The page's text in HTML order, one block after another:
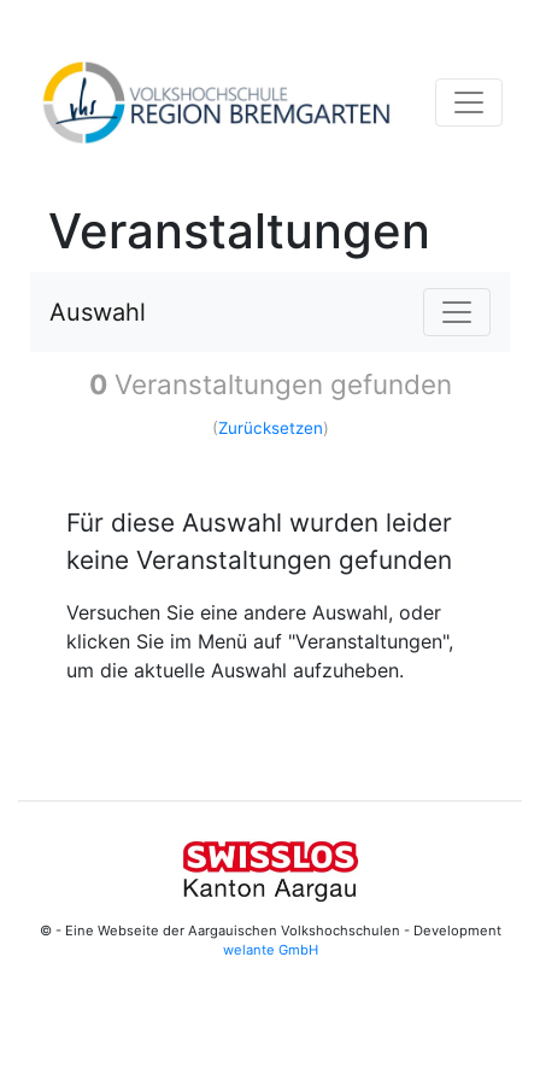
Veranstaltungen
Auswahl
0 Veranstaltungen gefunden
(Zurücksetzen)
Für diese Auswahl wurden leider
keine Veranstaltungen gefunden
Versuchen Sie eine andere Auswahl, oder
klicken Sie im Menü auf "Veranstaltungen",
um die aktuelle Auswahl aufzuheben.
© - Eine Webseite der Aargauischen Volkshochschulen - Development
welante GmbH